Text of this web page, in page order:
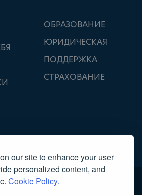
our site to enhance your user
personalized content, and
Cookie Policy.
ОБРАЗОВАНИЕ
ЮРИДИЧЕСКАЯ
ПОДДЕРЖКА
СТРАХОВАНИЕ